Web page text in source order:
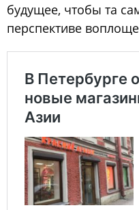
будущее, чтобы та
перспективе